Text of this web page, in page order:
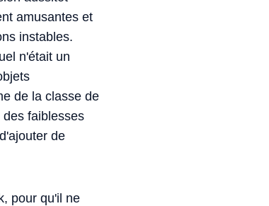
amusantes et
instables.
n'était un
de la classe de
faiblesses
de
pour qu'il ne